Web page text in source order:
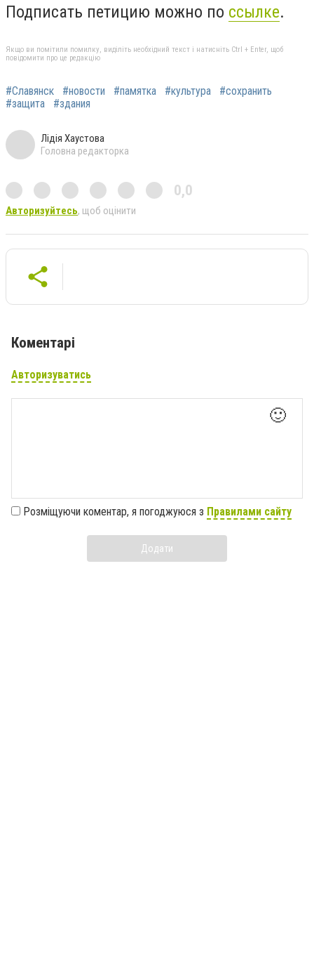
Подписать петицию можно по ссылке.
Якщо ви помітили помилку, виділіть необхідний текст і натисніть Ctrl + Enter, щоб
повідомити про це редакцію
#Славянск #новости #памятка #культура
#сохранить
#защита
#здания
Лідія Хаустова
Головна редакторка
0,0
Авторизуйтесь, щоб оцінити
Коментарі
Авторизуватись
🙂
Розміщуючи коментар, я погоджуюся з Правилами сайту
Додати